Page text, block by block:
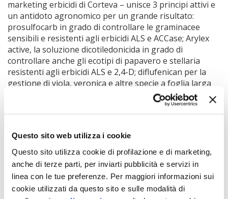
Questo sito web utilizza i cookie
Questo sito utilizza cookie di profilazione e di marketing,
anche di terze parti, per inviarti pubblicità e servizi in
linea con le tue preferenze. Per maggiori informazioni sui
cookie utilizzati da questo sito e sulle modalità di
marketing erbicidi di Corteva – unisce 3 principi attivi e
un antidoto agronomico per un grande risultato:
prosulfocarb in grado di controllare le graminacee
sensibili e resistenti agli erbicidi ALS e ACCase; Arylex
active, la soluzione dicotiledonicida in grado di
controllare anche gli ecotipi di papavero e stellaria
resistenti agli erbicidi ALS e 2,4-D; diflufenican per la
gestione di viola, veronica e altre specie a foglia larga
anche resistenti agli erbicidi ALS e 2,4-D. Fencade Trio
è, invece, un “super-graminicida” in combi-pack tra
Floramix (pyroxsulam + florasulam) e Altivate 6 WG
applicazioni di post-emergenza e con la possibilità di
aggiungere un dicotiledonicida specifico come Zypar o
Columbus».
Passando alla difesa fungicida la novità in questo caso è
rappresentata dalle soluzioni a base diInatreq active